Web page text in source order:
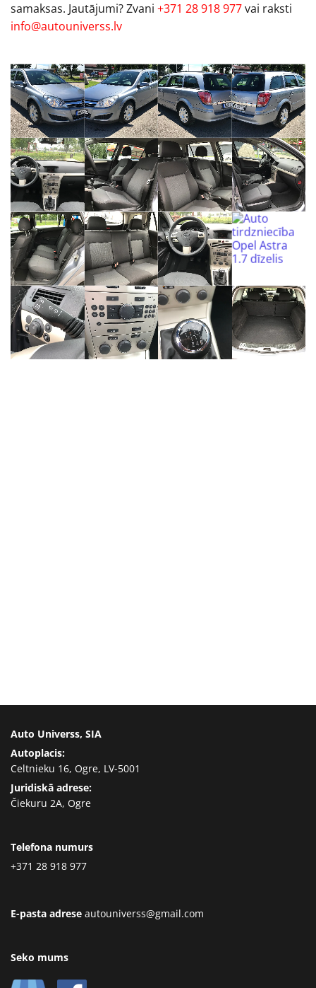
samaksas. Jautājumi? Zvani +371 28 918 977vai raksti
info@autouniverss.lv
Auto Universs, SIA
Autoplacis:
Celtnieku 16, Ogre, LV-5001
Juridiskā adrese:
Čiekuru 2A, Ogre
Telefona numurs
+371 28 918 977
E-pasta adrese autouniverss@gmail.com
Seko mums